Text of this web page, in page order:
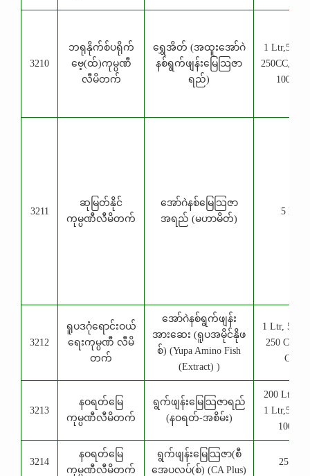
3210
ဘရုနိုက်စ်ပရိုက်
ဗေ့(ထ်)ကုမ္ပဏီ
လီမိတက်
​ရွှေအိတ် (အထူးအော်ဂဲ
နစ်ရွက်ဖျန်းမြေသြဇာ
ရည်)
1 Ltr,500
100 CC
3211
ဆုမြတ်နိုင်
ကုမ္ပဏီလီမိတက်
အော်ဂဲနစ်မြေသြဇာ
အရည် (မဟာမိတ်)
5 Ltr
3212
ရူပဒဂုံရောင်းဝယ်
ရေးကုမ္ပဏီ လီမိ
တက်
​အော်ဂဲနစ်ရွက်ဖျန်း
အားဆေး (ရူပအမိုင်နိုဖ
စ်) (Yupa Amino Fish
(Extract) )
1 Ltr, 500
250 CC,
CC
3213
နဝရတ်မြေ
ကုမ္ပဏီလီမိတက်
ရွက်ဖျန်းမြေသြဇာရည်
(နဝရတ်-အစိမ်း)
200 Ltr,4
1 Ltr,500
100 cc
3214
နဝရတ်မြေ
ကုမ္ပဏီလီမိတက်
ရွက်ဖျန်းမြေသြဇာ(စီ
အေပလပ်(စ်) (CA Plus)
25 Kg